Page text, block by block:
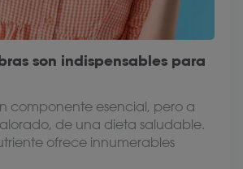
son indispensables para
componente esencial, pero a
de una dieta saludable.
ofrece innumerables